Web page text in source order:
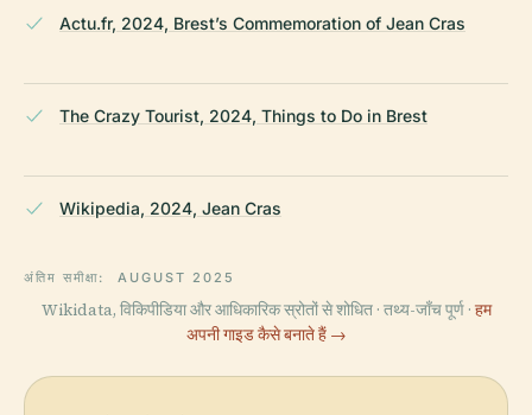
Actu.fr, 2024, Brest’s Commemoration of Jean Cras
The Crazy Tourist, 2024, Things to Do in Brest
Wikipedia, 2024, Jean Cras
अंतिम समीक्षा: AUGUST 2025
Wikidata, विकिपीडिया और आधिकारिक स्रोतों से शोधित · तथ्य-जाँच पूर्ण · हम
अपनी गाइड कैसे बनाते हैं →